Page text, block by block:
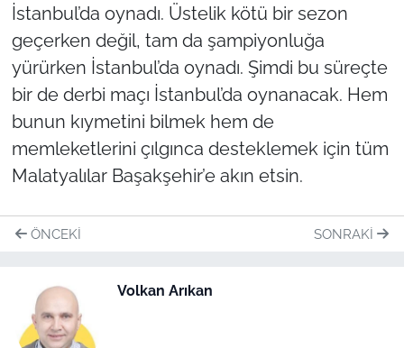
İstanbul’da oynadı. Üstelik kötü bir sezon
geçerken değil, tam da şampiyonluğa
yürürken İstanbul’da oynadı. Şimdi bu süreçte
bir de derbi maçı İstanbul’da oynanacak. Hem
bunun kıymetini bilmek hem de
memleketlerini çılgınca desteklemek için tüm
Malatyalılar Başakşehir’e akın etsin.
ÖNCEKI SONRAKI
Volkan Arıkan